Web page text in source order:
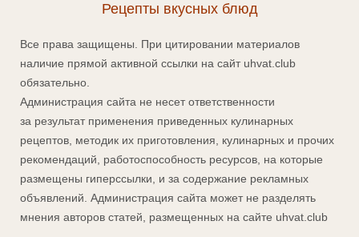
Рецепты вкусных блюд
Все права защищены. При цитировании материалов
наличие прямой активной ссылки на сайт uhvat.club
обязательно.
Администрация сайта не несет ответственности
за результат применения приведенных кулинарных
рецептов, методик их приготовления, кулинарных и прочих
рекомендаций, работоспособность ресурсов, на которые
размещены гиперссылки, и за содержание рекламных
объявлений. Администрация сайта может не разделять
мнения авторов статей, размещенных на сайте uhvat.club